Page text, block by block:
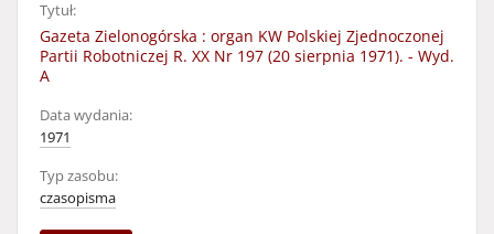
Tytuł:
Gazeta Zielonogórska : organ KW Polskiej Zjednoczonej
Partii Robotniczej R. XX Nr 197 (20 sierpnia 1971). - Wyd.
A
Data wydania:
1971
Typ zasobu:
czasopisma